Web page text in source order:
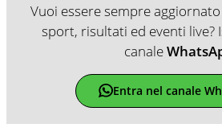
Vuoi essere sempre
sport, risultati ed eventi live?
canale
Entra nel canale